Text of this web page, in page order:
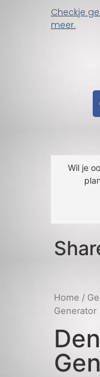
Checkje
meer.
Wil je
Home /
Generator